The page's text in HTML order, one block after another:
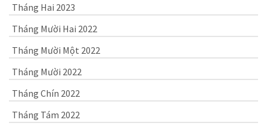
Tháng Hai 2023
Tháng Mười Hai 2022
Tháng Mười Một 2022
Tháng Mười 2022
Tháng Chín 2022
Tháng Tám 2022